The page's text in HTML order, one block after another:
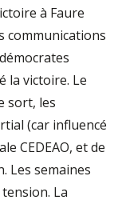
à Faure
communications
la victoire. Le
sort, les
(car influencé
CEDEAO, et de
Les semaines
La